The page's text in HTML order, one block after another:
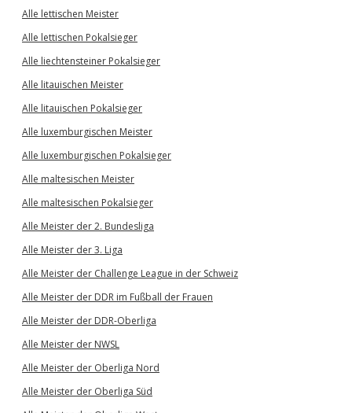
Alle lettischen Meister
Alle lettischen Pokalsieger
Alle liechtensteiner Pokalsieger
Alle litauischen Meister
Alle litauischen Pokalsieger
Alle luxemburgischen Meister
Alle luxemburgischen Pokalsieger
Alle maltesischen Meister
Alle maltesischen Pokalsieger
Alle Meister der 2. Bundesliga
Alle Meister der 3. Liga
Alle Meister der Challenge League in der Schweiz
Alle Meister der DDR im Fußball der Frauen
Alle Meister der DDR-Oberliga
Alle Meister der NWSL
Alle Meister der Oberliga Nord
Alle Meister der Oberliga Süd